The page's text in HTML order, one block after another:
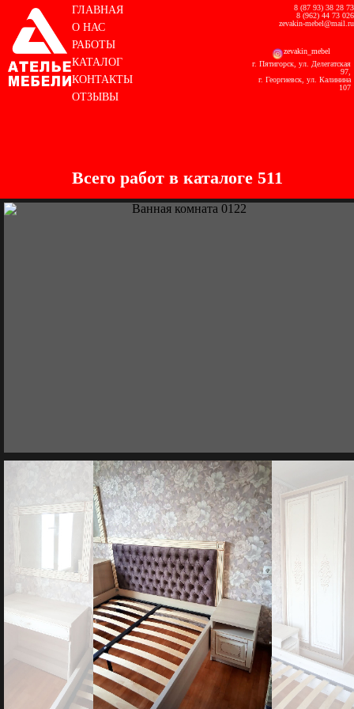
ГЛАВНАЯ
О НАС
РАБОТЫ
КАТАЛОГ
КОНТАКТЫ
ОТЗЫВЫ
8 (87 93) 38 28 73
8 (962) 44 73 026
zevakin-mebel@mail.ru
zevakin_mebel
г. Пятигорск, ул. Делегатская
97,
г. Георгиевск, ул. Калинина
107
Всего работ в каталоге 511